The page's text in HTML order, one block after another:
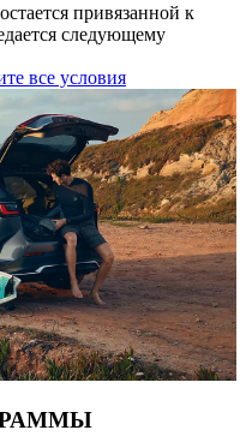
привязанной к
следующему
все условия